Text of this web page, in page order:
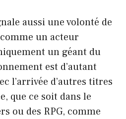
aussi une volonté de
un acteur
un géant du
est d’autant
l’arrivée d’autres titres
que ce soit dans le
ou des RPG, comme